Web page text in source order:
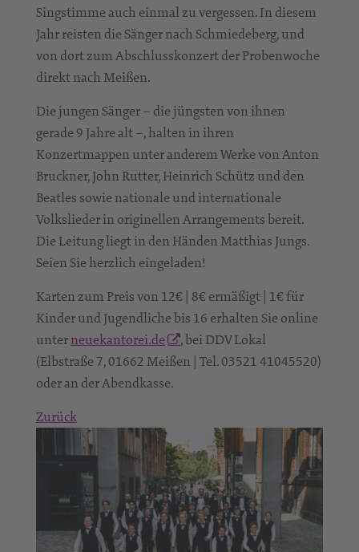
Singstimme auch einmal zu vergessen. In diesem
Jahr reisten die Sänger nach Schmiedeberg, und
von dort zum Abschlusskonzert der Probenwoche
direkt nach Meißen.
Die jungen Sänger – die jüngsten von ihnen
gerade 9 Jahre alt –, halten in ihren
Konzertmappen unter anderem Werke von Anton
Bruckner, John Rutter, Heinrich Schütz und den
Beatles sowie nationale und internationale
Volkslieder in originellen Arrangements bereit.
Die Leitung liegt in den Händen Matthias Jungs.
Seien Sie herzlich eingeladen!
Karten zum Preis von 12€ | 8€ ermäßigt | 1€ für
Kinder und Jugendliche bis 16 erhalten Sie online
unterneuekantorei.de
, bei DDV Lokal
(Elbstraße 7, 01662 Meißen | Tel. 03521 41045520)
oder an der Abendkasse.
Zurück